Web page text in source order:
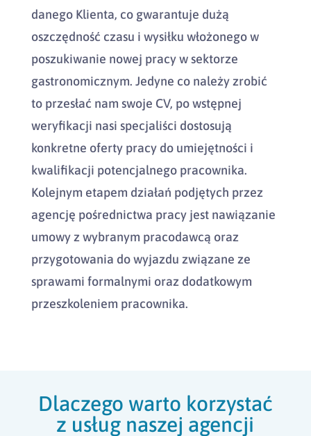
danego Klienta, co gwarantuje dużą
oszczędność czasu i wysiłku włożonego w
poszukiwanie nowej pracy w sektorze
gastronomicznym. Jedyne co należy zrobić
to przesłać nam swoje CV, po wstępnej
weryfikacji nasi specjaliści dostosują
konkretne oferty pracy do umiejętności i
kwalifikacji potencjalnego pracownika.
Kolejnym etapem działań podjętych przez
agencję pośrednictwa pracy jest nawiązanie
umowy z wybranym pracodawcą oraz
przygotowania do wyjazdu związane ze
sprawami formalnymi oraz dodatkowym
przeszkoleniem pracownika.
Dlaczego warto korzystać
z usług naszej agencji